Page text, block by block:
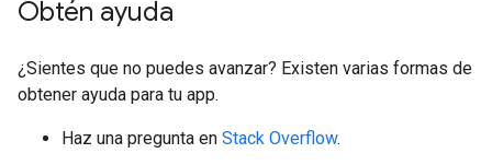
Obtén ayuda
¿Sientes que no puedes avanzar? Existen varias formas de
obtener ayuda para tu app.
Haz una pregunta en Stack Overflow.